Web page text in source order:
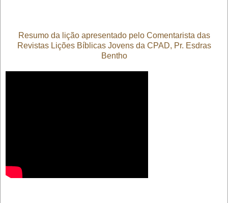
Resumo da lição apresentado pelo Comentarista das
Revistas Lições Bíblicas Jovens da CPAD, Pr. Esdras
Bentho